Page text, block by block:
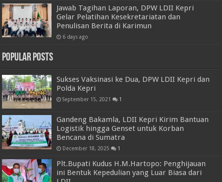
Jawab Tagihan Laporan, DPW LDII Kepri
Gelar Pelatihan Kesekretariatan dan
Penulisan Berita di Karimun
6 days ago
Popular Posts
Sukses Vaksinasi ke Dua, DPW LDII Kepri dan
Polda Kepri
September 15, 2021 1
Gandeng Bakamla, LDII Kepri Kirim Bantuan
Logistik hingga Genset untuk Korban
Bencana di Sumatra
December 18, 2025 1
Plt.Bupati Kudus H.M.Hartopo: Penghijauan
ini Bentuk Kepedulian yang Luar Biasa dari